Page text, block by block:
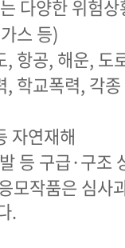
다양한 위험
스 등)
항공, 해운, 도
학교폭력, 각
자연재해
등 구급·구조
모작품은 심사
.